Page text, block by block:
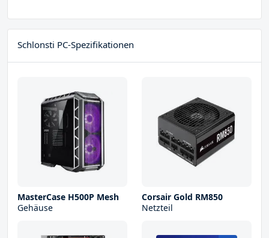
Schlonsti PC-Spezifikationen
MasterCase H500P Mesh
Gehäuse
Corsair Gold RM850
Netzteil